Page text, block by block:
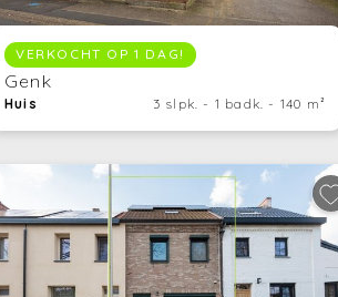
VERKOCHT OP 1 DAG!
Genk
Huis 3 slpk. - 1 badk. - 140 m²